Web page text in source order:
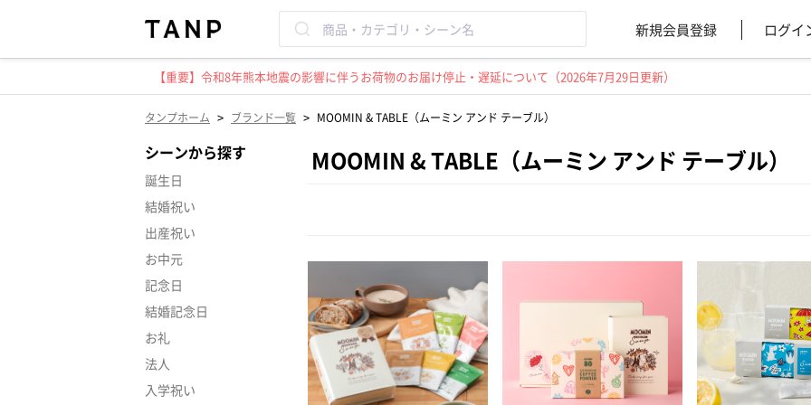
新規会員登録 ログイ
【重要】令和8年熊本地震の影響に伴うお荷物のお届け停止・遅延について（2026年7月29日更新）
タンプホーム > ブランド一覧 > MOOMIN & TABLE（ムーミン アンド テーブル）
シーンから探す
誕生日
結婚祝い
出産祝い
お中元
記念日
結婚記念日
お礼
法人
入学祝い
MOOMIN & TABLE（ムーミン アンド テーブル）